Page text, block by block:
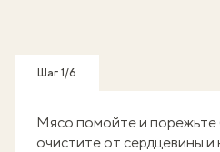
Шаг 1/6
Мясо помойте и порежьте
очистите от сердцевины